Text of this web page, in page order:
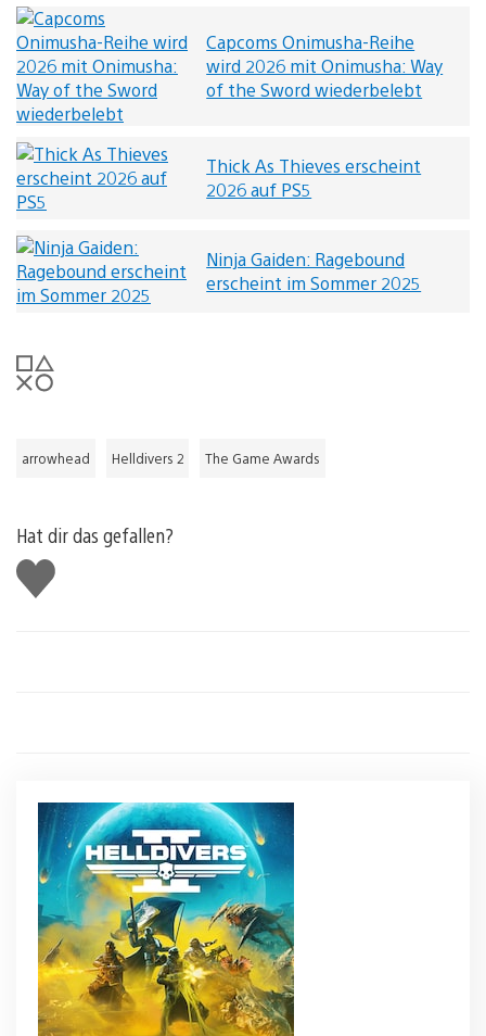
Capcoms Onimusha-Reihe
wird 2026 mit Onimusha: Way
of the Sword wiederbelebt
Thick As Thieves erscheint
2026 auf PS5
Ninja Gaiden: Ragebound
erscheint im Sommer 2025
arrowhead Helldivers 2 The Game Awards
Hat dir das gefallen?
Gefällt
mir